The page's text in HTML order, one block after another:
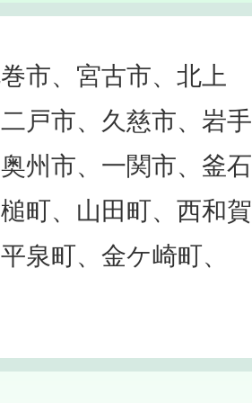
市、宮古市、北上
戸市、久慈市、岩手
州市、一関市、釜石
町、山田町、西和賀
泉町、金ケ崎町、